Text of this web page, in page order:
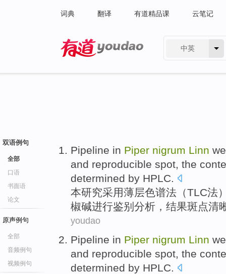
词典 翻译 有道精品课 云笔记
中英
双语例句
全部
口语
书面语
论文
原声例句
全部
音频例句
视频例句
Pipeline in Piper nigrum Linn
and reproducible spot, the
determined by HPLC.
本研究采用薄层色谱法（TLC法
椒碱进行鉴别分析，结果斑点清
youdao
Pipeline in Piper nigrum Linn
and reproducible spot, the
determined by HPLC.